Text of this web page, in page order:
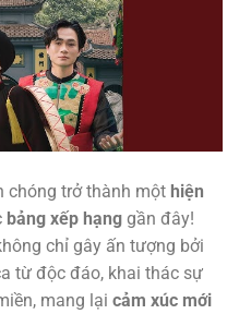
chóng trở thành một hiện
bảng xếp hạng gần đây!
chỉ gây ấn tượng bởi
từ độc đáo, khai thác sự
mang lại cảm xúc mới